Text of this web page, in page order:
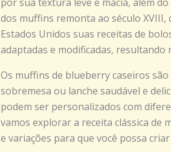
por sua textura leve e macia, além
dos muffins remonta ao século
Estados Unidos suas receitas de
adaptadas e modificadas,
Os muffins de blueberry caseiros
sobremesa ou lanche saudável e
podem ser personalizados com
vamos explorar a receita clássica de
e variações para que você possa